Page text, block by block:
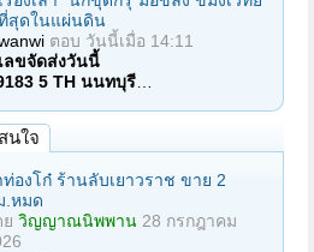
สุดในแผ่นดิน
ตอบ วันนี้เมื่อ 14:11
เลขจัดส่งวันนี้
5 TH นนทบุรี
นใจ
องโก๋ ร้านลับเยาวราช ขาย 2
.หมด
วิญญาณนิพพาน 28 กรกฎาคม